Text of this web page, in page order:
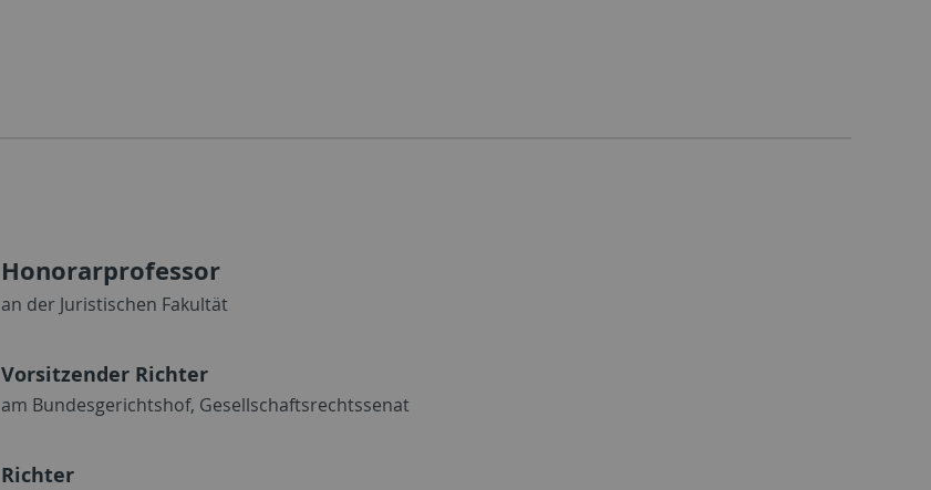
Honorarprofessor
an der Juristischen Fakultät
Vorsitzender Richter
am Bundesgerichtshof, Gesellschaftsrechtssenat
Richter